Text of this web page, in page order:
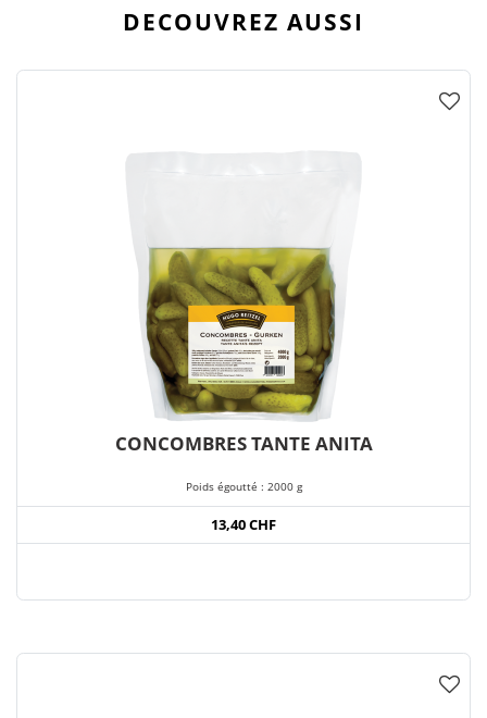
DECOUVREZ AUSSI
CONCOMBRES TANTE ANITA
Poids égoutté : 2000 g
13,40 CHF